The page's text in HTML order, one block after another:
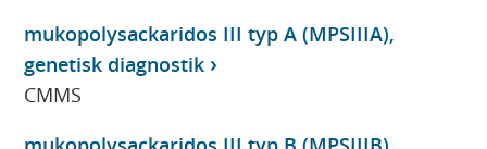
mukopolysackaridos III typ A (MPSIIIA),
genetisk diagnostik
CMMS